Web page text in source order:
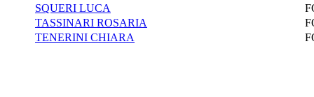
SQUERI LUCA
TASSINARI ROSARIA
TENERINI CHIARA